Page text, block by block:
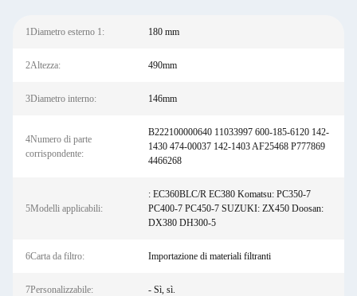
1Diametro esterno 1: 180 mm
2Altezza: 490mm
3Diametro interno: 146mm
4Numero di parte
corrispondente:
B222100000640 11033997 600-185-6120 142-
1430 474-00037 142-1403 AF25468 P777869
4466268
5Modelli applicabili:
: EC360BLC/R EC380 Komatsu: PC350-7
PC400-7 PC450-7 SUZUKI: ZX450 Doosan:
DX380 DH300-5
6Carta da filtro: Importazione di materiali filtranti
7Personalizzabile: - Sì, sì.